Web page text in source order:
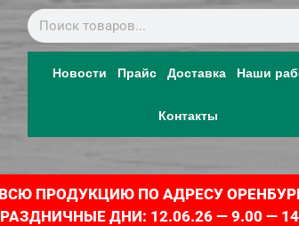
Новости Прайс Доставка Наши
Контакты
ПРОДУКЦИЮ ПО АДРЕСУ
ДНИ: 12.06.26 — 9.00 —